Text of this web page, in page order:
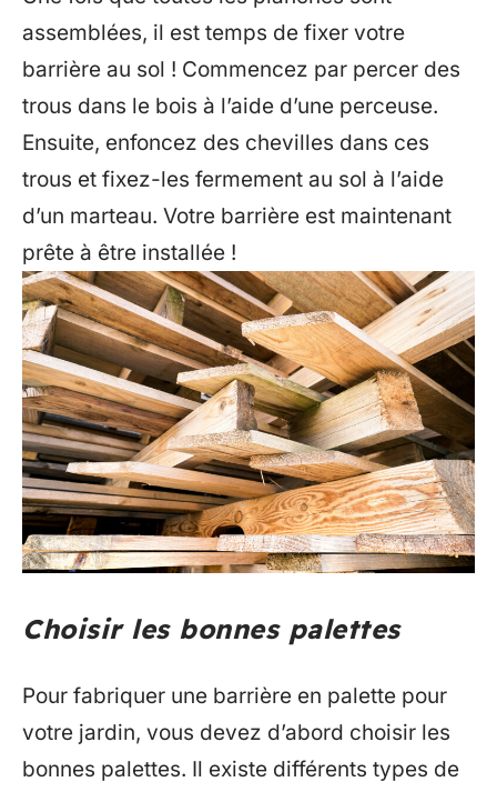
assemblées, il est temps de fixer votre
barrière au sol ! Commencez par percer des
trous dans le bois à l’aide d’une perceuse.
Ensuite, enfoncez des chevilles dans ces
trous et fixez-les fermement au sol à l’aide
d’un marteau. Votre barrière est maintenant
prête à être installée !
Choisir les bonnes palettes
Pour fabriquer une barrière en palette pour
votre jardin, vous devez d’abord choisir les
bonnes palettes. Il existe différents types de